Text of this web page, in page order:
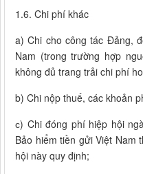
1.6. Chi phí khác
a) Chi cho công tác Đảng,
Nam (trong trường hợp
không đủ trang trải chi phí
b) Chi nộp thuế, các khoản
с) Chi đóng phí hiệp hội
Bảo hiểm tiền gửi Việt Nam
hội này quy định;